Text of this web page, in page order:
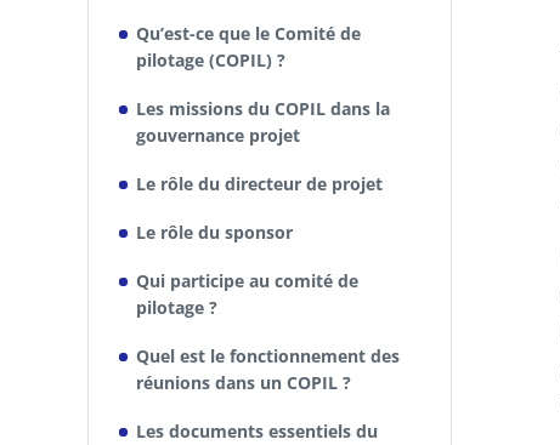
Qu’est-ce que le Comité de
pilotage (COPIL) ?
Les missions du COPIL dans la
gouvernance projet
Le rôle du directeur de projet
Le rôle du sponsor
Qui participe au comité de
pilotage ?
Quel est le fonctionnement des
réunions dans un COPIL ?
Les documents essentiels du